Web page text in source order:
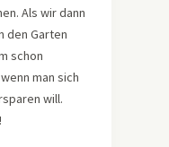
Als wir dann
den Garten
schon
man sich
will.